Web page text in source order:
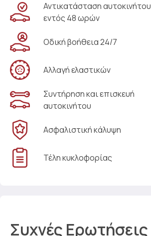
Αντικατάσταση αυτοκινήτου
εντός 48 ωρών
Οδική βοήθεια 24/7
Αλλαγή ελαστικών
Συντήρηση και επισκευή
αυτοκινήτου
Ασφαλιστική κάλυψη
Τέλη κυκλοφορίας
Συχνές Ερωτήσεις